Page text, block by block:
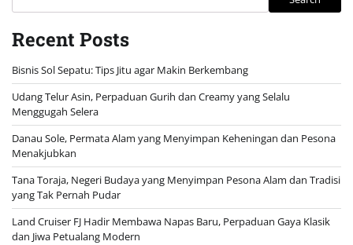
Recent Posts
Bisnis Sol Sepatu: Tips Jitu agar Makin Berkembang
Udang Telur Asin, Perpaduan Gurih dan Creamy yang Selalu
Menggugah Selera
Danau Sole, Permata Alam yang Menyimpan Keheningan dan Pesona
Menakjubkan
Tana Toraja, Negeri Budaya yang Menyimpan Pesona Alam dan Tradisi
yang Tak Pernah Pudar
Land Cruiser FJ Hadir Membawa Napas Baru, Perpaduan Gaya Klasik
dan Jiwa Petualang Modern